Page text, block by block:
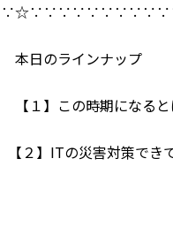
本日のラインナップ
【１】この時期になる
【２】ITの災害対策でき